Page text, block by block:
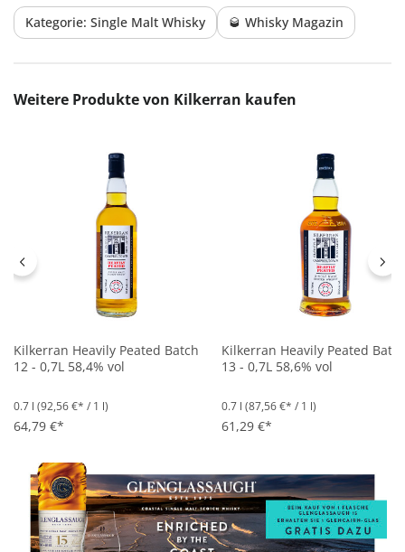
Kategorie: Single Malt Whisky 🥃 Whisky Magazin
Produktgalerie überspringen
Weitere Produkte von Kilkerran kaufen
Kilkerran Heavily Peated Batch
12 - 0,7L 58,4% vol
0.7 l (92,56 €* / 1 l)
64,79 €*
Kilkerran Heavily Peated
13 - 0,7L 58,6% vol
0.7 l (87,56 €* / 1 l)
61,29 €*